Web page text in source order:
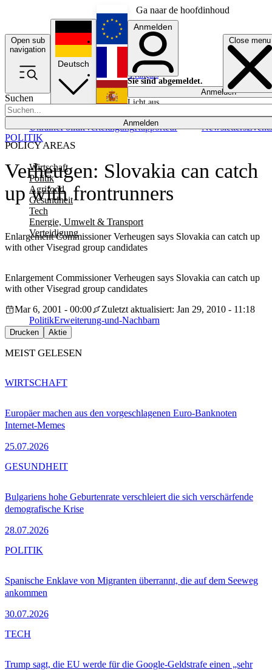
Ga naar de hoofdinhoud
Open sub
navigation
Close menu
Suchen
Anmelden
POLICY AREAS
Wirtschaft
Politik
Agrifood
Gesundheit
Tech
Energie, Umwelt & Transport
Verteidigung
UkrainePolitikVerteidigungRapporteur NewslettersEvents
Deutsch
English
Français
Anmelden
Sie sind abgemeldet.
Anmelden
Licht aus
Verheugen: Slovakia can catch
up with frontrunners
Enlargement Commissioner Verheugen says Slovakia can catch up
with other Visegrad group candidates
POLITIK
Enlargement Commissioner Verheugen says Slovakia can catch up
with other Visegrad group candidates
Mar 6, 2001 - 00:00
Zuletzt aktualisiert: Jan 29, 2010 - 11:18
PolitikErweiterung-und-Nachbarn
Drucken Aktie
MEIST GELESEN
Europäer machen aus den vorgeschlagenen Euro-Banknoten
Internet-Memes
25.07.2026
WIRTSCHAFT
Bulgariens hohe Geburtenrate verschleiert die sich verschärfende
demografische Krise
28.07.2026
GESUNDHEIT
Spanische Enklave von Migranten überrannt, die auf dem Seeweg
ankommen
30.07.2026
POLITIK
Trump sagt, die EU werde für die Google-Geldstrafe einen „sehr
TECH